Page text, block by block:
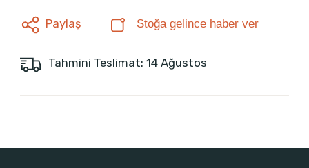
Paylaş Stoğa gelince haber ver
Tahmini Teslimat: 14 Ağustos